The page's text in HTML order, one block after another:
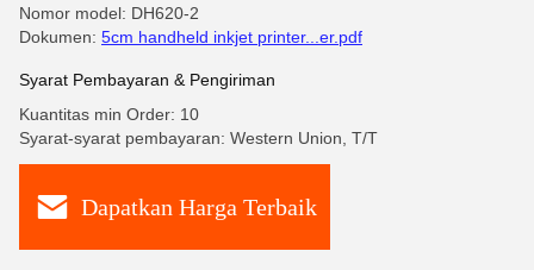
Nomor model: DH620-2
Dokumen: 5cm handheld inkjet printer...er.pdf
Syarat Pembayaran & Pengiriman
Kuantitas min Order: 10
Syarat-syarat pembayaran: Western Union, T/T
Dapatkan Harga Terbaik